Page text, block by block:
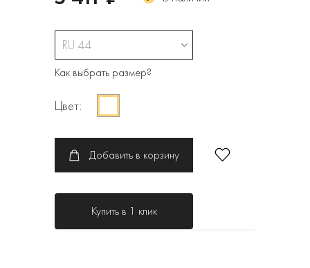
RU 44
Как выбрать размер?
Цвет:
Добавить в корзину
Купить в 1 клик